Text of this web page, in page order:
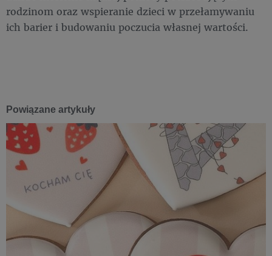
rodzinom oraz wspieranie dzieci w przełamywaniu
ich barier i budowaniu poczucia własnej wartości.
Powiązane artykuły